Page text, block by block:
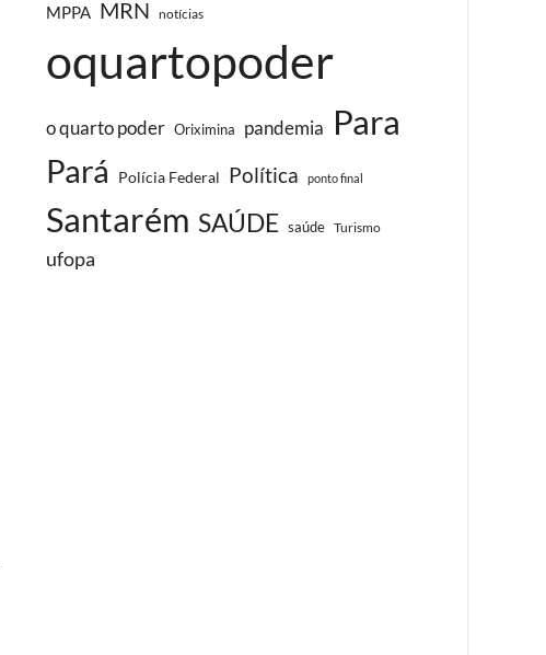
MPPA MRN notícias
oquartopoder
o quarto poder Oriximina pandemia Para
Pará Polícia Federal Política ponto final
Santarém SAÚDE saúde Turismo
ufopa